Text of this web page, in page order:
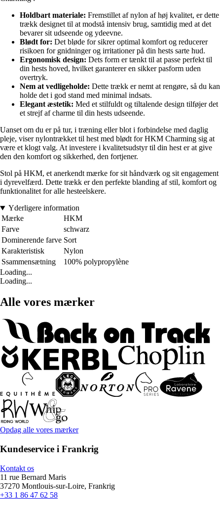
Holdbart materiale: Fremstillet af nylon af høj kvalitet, er dette
trækk designet til at modstå intensiv brug, samtidig med at det
bevarer sit udseende og ydeevne.
Blødt for: Det bløde for sikrer optimal komfort og reducerer
risikoen for gnidninger og irritationer på din hests sarte hud.
Ergonomisk design: Dets form er tænkt til at passe perfekt til
din hests hoved, hvilket garanterer en sikker pasform uden
overtryk.
Nem at vedligeholde: Dette trækk er nemt at rengøre, så du kan
holde det i god stand med minimal indsats.
Elegant æstetik: Med et stilfuldt og tiltalende design tilføjer det
et strejf af charme til din hests udseende.
Uanset om du er på tur, i træning eller blot i forbindelse med daglig
pleje, viser nylontrækket til hest med blødt for HKM Charming sig at
være et klogt valg. At investere i kvalitetsudstyr til din hest er at give
den den komfort og sikkerhed, den fortjener.
Stol på HKM, et anerkendt mærke for sit håndværk og sit engagement
i dyrevelfærd. Dette trækk er den perfekte blanding af stil, komfort og
funktionalitet for alle hesteelskere.
Yderligere information
Mærke
HKM
Farve
schwarz
Dominerende farve Sort
Karakteristisk
Nylon
Ssammensætning
100% polypropylène
Loading...
Loading...
Alle vores mærker
Opdag alle vores mærker
Kundeservice i Frankrig
Kontakt os
11 rue Bernard Maris
37270 Montlouis-sur-Loire, Frankrig
+33 1 86 47 62 58